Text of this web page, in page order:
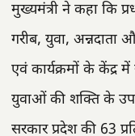
मुख्यमंत्री ने कहा कि
गरीब, युवा, अन्नदाता
एवं कार्यक्रमों के केंद्र में
युवाओं की शक्ति के
सरकार प्रदेश की 63